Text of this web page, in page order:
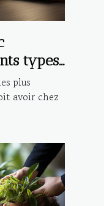
types,
choix
plus
avoir chez